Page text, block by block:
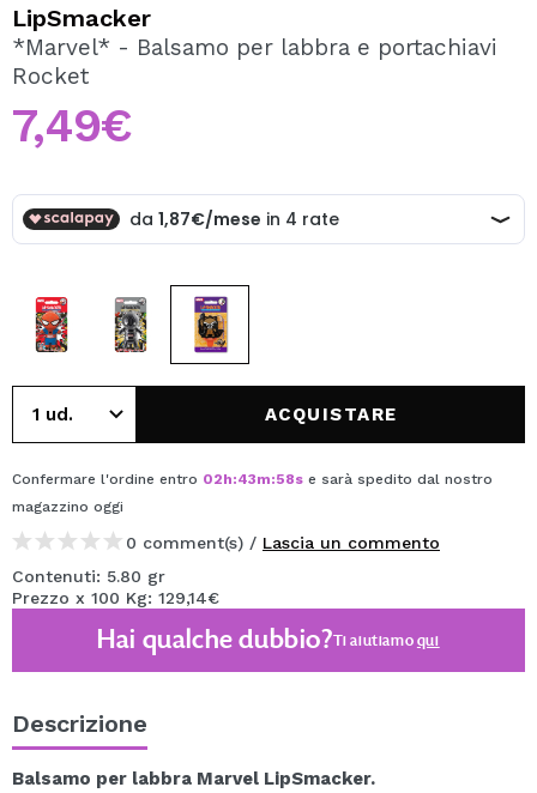
Creando un account su Maquibeauty.it potrai fare i tuoi
acquisti velocemente, controllare lo stato dei tuoi ordini e
LipSmacker
*Marvel* - Balsamo per labbra e portachiavi
Rocket
7,49€
ACQUISTARE
Confermare l'ordine entro 02h:43m:58s e sarà spedito dal nostro
magazzino oggi
0 comment(s) / Lascia un commento
Contenuti: 5.80 gr
Prezzo x 100 Kg: 129,14€
Hai qualche dubbio?Ti aiutiamoqui
Descrizione
Balsamo per labbra Marvel LipSmacker.